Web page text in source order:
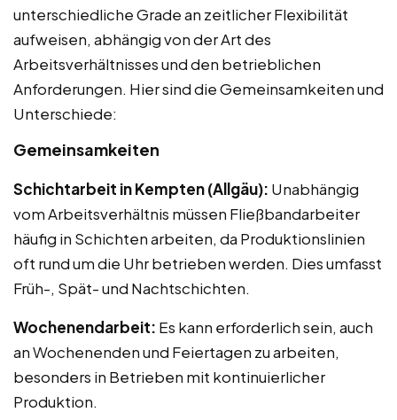
unterschiedliche Grade an zeitlicher Flexibilität
aufweisen, abhängig von der Art des
Arbeitsverhältnisses und den betrieblichen
Anforderungen. Hier sind die Gemeinsamkeiten und
Unterschiede:
Gemeinsamkeiten
Schichtarbeit in Kempten (Allgäu): Unabhängig
vom Arbeitsverhältnis müssen Fließbandarbeiter
häufig in Schichten arbeiten, da Produktionslinien
oft rund um die Uhr betrieben werden. Dies umfasst
Früh-, Spät- und Nachtschichten.
Wochenendarbeit: Es kann erforderlich sein, auch
an Wochenenden und Feiertagen zu arbeiten,
besonders in Betrieben mit kontinuierlicher
Produktion.